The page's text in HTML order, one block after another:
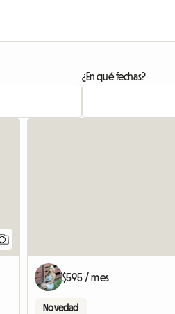
¿En qué fechas?
$595 / mes
Novedad